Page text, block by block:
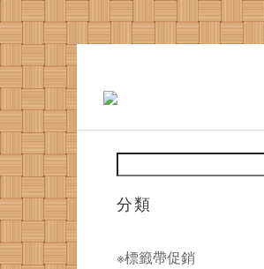
分類
※標籤帶促銷